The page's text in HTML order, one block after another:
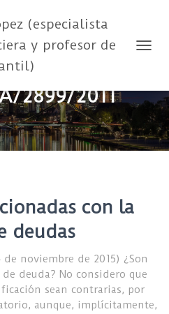
(especialista
y profesor de
2899/2011
con la
deudas
noviembre de 2015) ¿Son
deuda? No considero que
sean contrarias, por
aunque, implícitamente,